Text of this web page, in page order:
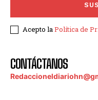
Acepto laPolítica de
CONTÁCTANOS